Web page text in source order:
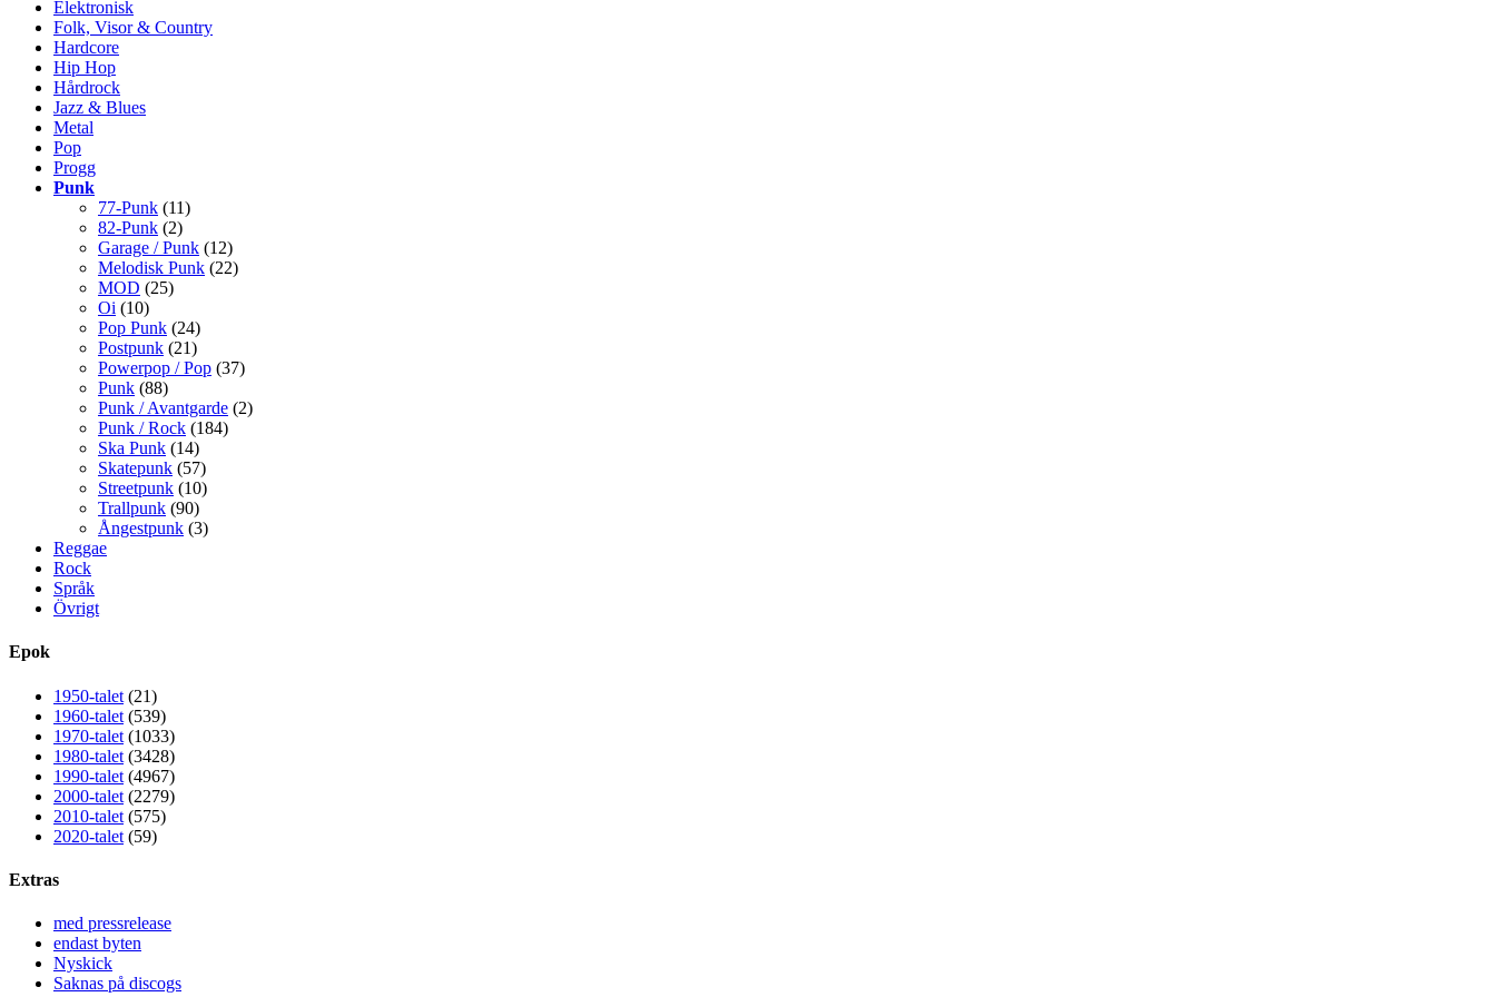
Elektronisk
Folk, Visor & Country
Hardcore
Hip Hop
Hårdrock
Jazz & Blues
Metal
Pop
Progg
Punk
77-Punk (11)
82-Punk (2)
Garage / Punk (12)
Melodisk Punk (22)
MOD (25)
Oi (10)
Pop Punk (24)
Postpunk (21)
Powerpop / Pop (37)
Punk (88)
Punk / Avantgarde (2)
Punk / Rock (184)
Ska Punk (14)
Skatepunk (57)
Streetpunk (10)
Trallpunk (90)
Ångestpunk (3)
Reggae
Rock
Språk
Övrigt
Epok
1950-talet (21)
1960-talet (539)
1970-talet (1033)
1980-talet (3428)
1990-talet (4967)
2000-talet (2279)
2010-talet (575)
2020-talet (59)
Extras
med pressrelease
endast byten
Nyskick
Saknas på discogs